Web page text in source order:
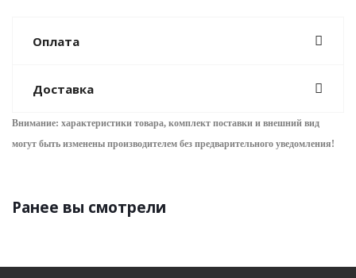
Оплата
Доставка
Внимание: характеристики товара, комплект поставки и внешний вид
могут быть изменены производителем без предварительного уведомления!
Ранее вы смотрели